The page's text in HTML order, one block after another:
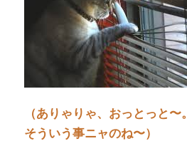
（ありゃりゃ、おっとっと〜。
そういう事ニャのね〜）